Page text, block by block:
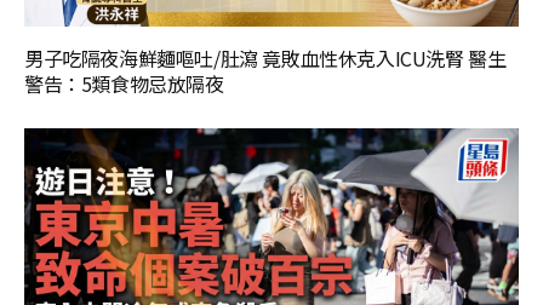
男子吃隔夜海鮮麵嘔吐/肚瀉 竟敗血性休克入ICU洗腎 醫生
警告：5類食物忌放隔夜